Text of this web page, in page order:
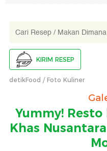
KIRIM RESEP
detikFood Foto Kuliner
Yummy! Resto
Khas